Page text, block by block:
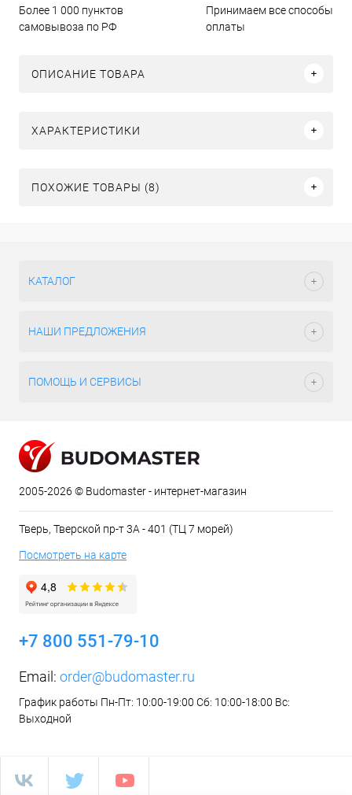
Более 1 000 пунктов
самовывоза по РФ
Принимаем все способы
оплаты
ОПИСАНИЕ ТОВАРА
ХАРАКТЕРИСТИКИ
ПОХОЖИЕ ТОВАРЫ (8)
КАТАЛОГ
НАШИ ПРЕДЛОЖЕНИЯ
ПОМОЩЬ И СЕРВИСЫ
2005-2026 © Budomaster - интернет-магазин
Тверь, Тверской пр-т 3А - 401 (ТЦ 7 морей)
Посмотреть на карте
+7 800 551-79-10
Email: order@budomaster.ru
График работы Пн-Пт: 10:00-19:00 Сб: 10:00-18:00 Вс:
Выходной